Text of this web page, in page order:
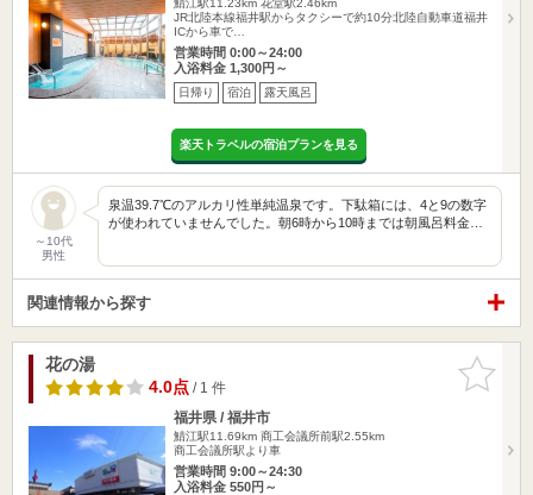
鯖江駅11.23km 花堂駅2.46km
JR北陸本線福井駅からタクシーで約10分北陸自動車道福井
ICから車で…
営業時間 0:00～24:00
入浴料金 1,300円～
日帰り 宿泊 露天風呂
楽天トラベルの宿泊プランを見る
～10代
男性
泉温39.7℃のアルカリ性単純温泉です。下駄箱には、4と9の数字
が使われていませんでした。朝6時から10時までは朝風呂料金…
関連情報から探す
お気に入
りに追加
花の湯
4.0点/ 1 件
福井県 / 福井市
鯖江駅11.69km 商工会議所前駅2.55km
商工会議所駅より車
営業時間 9:00～24:30
入浴料金 550円～